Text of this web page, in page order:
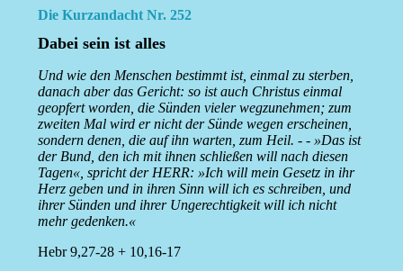
Die Kurzandacht Nr. 252
Dabei sein ist alles
Und wie den Menschen bestimmt ist, einmal zu sterben,
danach aber das Gericht: so ist auch Christus einmal
geopfert worden, die Sünden vieler wegzunehmen; zum
zweiten Mal wird er nicht der Sünde wegen erscheinen,
sondern denen, die auf ihn warten, zum Heil. - - »Das ist
der Bund, den ich mit ihnen schließen will nach diesen
Tagen«, spricht der HERR: »Ich will mein Gesetz in ihr
Herz geben und in ihren Sinn will ich es schreiben, und
ihrer Sünden und ihrer Ungerechtigkeit will ich nicht
mehr gedenken.«
Hebr 9,27-28 + 10,16-17